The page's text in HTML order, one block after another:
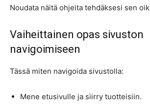
Noudata näitä ohjeita tehdäksesi sen
Vaiheittainen opas sivuston
navigoimiseen
Tässä miten navigoida sivustolla:
Mene etusivulle ja siirry tuotteisiin.